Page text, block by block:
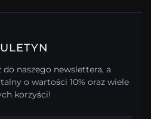
do naszego newslettera, a
o wartości 10% oraz wiele
korzyści!